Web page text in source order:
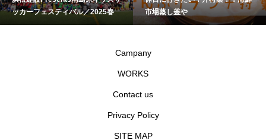
ッカーフェスティバル／2025春
市場蒸し釜や
Campany
WORKS
Contact us
Privacy Policy
SITE MAP